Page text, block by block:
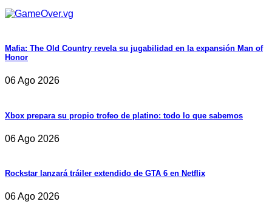
Mafia: The Old Country revela su jugabilidad en la expansión Man of
Honor
06 Ago 2026
Xbox prepara su propio trofeo de platino: todo lo que sabemos
06 Ago 2026
Rockstar lanzará tráiler extendido de GTA 6 en Netflix
06 Ago 2026